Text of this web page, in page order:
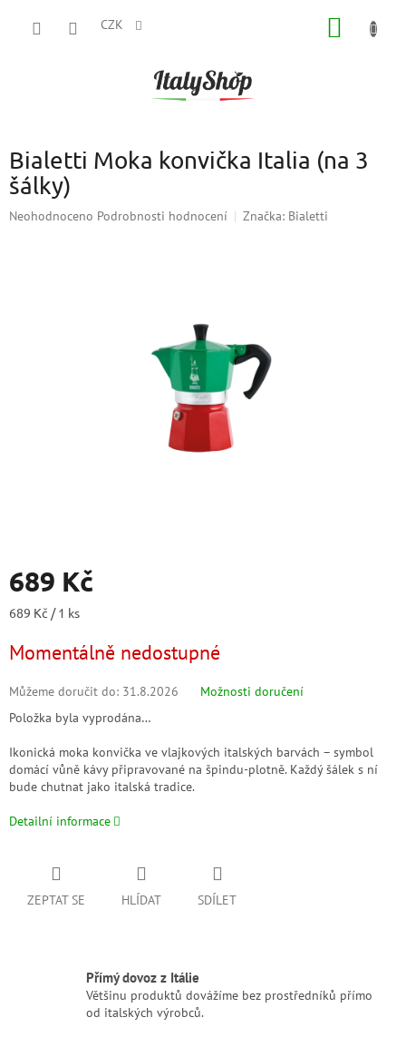
CZK
Bialetti Moka konvička Italia (na 3
šálky)
Průměrné
Neohodnoceno Podrobnosti hodnocení Značka: Bialetti
689 Kč
Měrná
689 Kč / 1 ks
Momentálně nedostupné
Můžeme doručit do: 31.8.2026
Možnosti doručení
Položka byla vyprodána…
Ikonická moka konvička ve vlajkových italských barvách – symbol
domácí vůně kávy připravované na špindu-plotně. Každý šálek s ní
bude chutnat jako italská tradice.
Detailní informace
ZEPTAT SE HLÍDAT SDÍLET
Přímý dovoz z Itálie
Většinu produktů dovážíme bez prostředníků přímo
od italských výrobců.